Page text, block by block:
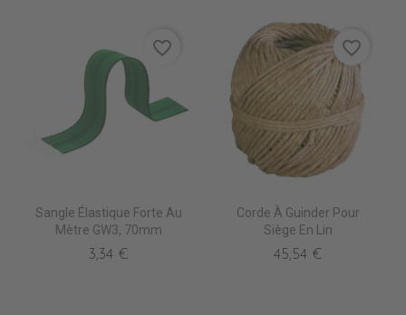
Sangle Élastique Forte Au
Mètre GW3, 70mm
3,34 €
favorite_border
Corde À Guinder Pour
Siège En Lin
45,54 €
favorite_border